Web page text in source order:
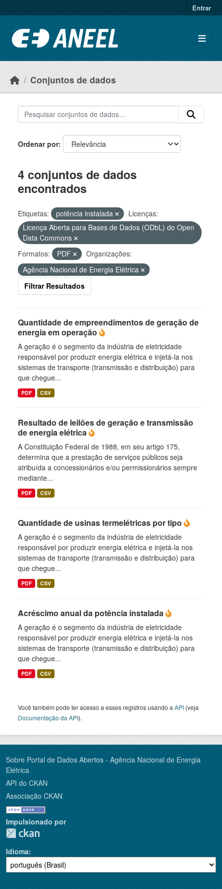
Entrar
Conjuntos de dados
Ordenar por
4 conjuntos de dados
encontrados
Etiquetas: potência instalada
Licenças:
Licença Aberta para Bases de Dados (ODbL) do Open
Data Commons
Formatos:
PDF
Organizações:
Agência Nacional de Energia Elétrica
Filtrar Resultados
Quantidade de empreendimentos de geração de
energia em operação
A geração é o segmento da indústria de eletricidade
responsável por produzir energia elétrica e injetá-la nos
sistemas de transporte (transmissão e distribuição) para
que chegue...
PDF CSV
Resultado de leilões de geração e transmissão
de energia elétrica
A Constituição Federal de 1988, em seu artigo 175,
determina que a prestação de serviços públicos seja
atribuída a concessionários e/ou permissionários sempre
mediante...
PDF CSV
Quantidade de usinas termelétricas por tipo
A geração é o segmento da indústria de eletricidade
responsável por produzir energia elétrica e injetá-la nos
sistemas de transporte (transmissão e distribuição) para
que chegue...
PDF CSV
Acréscimo anual da potência instalada
A geração é o segmento da indústria de eletricidade
responsável por produzir energia elétrica e injetá-la nos
sistemas de transporte (transmissão e distribuição) para
que chegue...
PDF CSV
Você também pode ter acesso a esses registros usando a API (veja
Documentação da API).
Sobre Portal de Dados Abertos - Agência Nacional de Energia
Elétrica
API do CKAN
Associação CKAN
Impulsionado por
Idioma